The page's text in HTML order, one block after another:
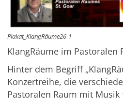
Plakat_KlangRäume26-1
KlangRäume im Pastoralen
Hinter dem Begriff
Konzertreihe, die
Pastoralen Raum mit Musik